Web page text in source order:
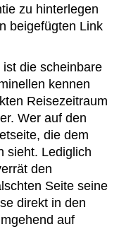
zu hinterlegen
beigefügten Link
die scheinbare
kennen
Reisezeitraum
Wer auf den
die dem
sieht. Lediglich
den
Seite seine
direkt in den
auf